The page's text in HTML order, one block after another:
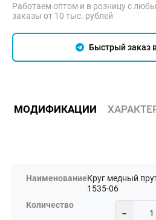
Работаем оптом и в розницу с
заказы от 10 тыс. рублей
Быстрый заказ
МОДИФИКАЦИИ
Круг медный
1535-06
−